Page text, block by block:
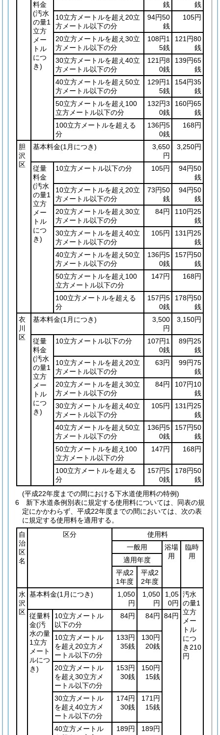
料金
(汚水
の量1
立方
メー
トル
につ
き)
銭
銭
10立方メートルを超え20立
方メートル以下の分
94円50
銭
105円
20立方メートルを超え30立
方メートル以下の分
108円1
5銭
121円80
銭
30立方メートルを超え40立
方メートル以下の分
121円8
0銭
139円65
銭
40立方メートルを超え50立
方メートル以下の分
129円1
5銭
154円35
銭
50立方メートルを超え100
立方メートル以下の分
132円3
0銭
160円65
銭
100立方メートルを超える
分
136円5
0銭
168円
胆
沢
区
基本料金(1月につき)
3,650
円
3,250円
従量
料金
(汚水
の量1
立方
メー
トル
につ
き)
10立方メートル以下の分 105円
94円50
銭
10立方メートルを超え20立
方メートル以下の分
73円50
銭
94円50
銭
20立方メートルを超え30立
方メートル以下の分
84円
110円25
銭
30立方メートルを超え40立
方メートル以下の分
105円
131円25
銭
40立方メートルを超え50立
方メートル以下の分
136円5
0銭
157円50
銭
50立方メートルを超え100
立方メートル以下の分
147円 168円
100立方メートルを超える
分
157円5
0銭
178円50
銭
衣
川
区
基本料金(1月につき)
3,500
円
3,150円
従量
料金
(汚水
の量1
立方
メー
トル
につ
き)
10立方メートル以下の分
107円1
0銭
89円25
銭
10立方メートルを超え20立
方メートル以下の分
63円
99円75
銭
20立方メートルを超え30立
方メートル以下の分
84円
107円10
銭
30立方メートルを超え40立
方メートル以下の分
105円
131円25
銭
40立方メートルを超え50立
方メートル以下の分
136円5
0銭
157円50
銭
50立方メートルを超え100
立方メートル以下の分
147円 168円
100立方メートルを超える
分
157円5
0銭
178円50
銭
(平成22年度までの間における下水道使用料の特例)
6
新下水道条例別表に規定する使用料については、同表の規
定にかかわらず、平成22年度までの間においては、次の表
に規定する使用料を適用する。
自
治
区
名
区分
使用料
一般用
浴場
用
臨時
用
適用年度
平成2
1年度
平成2
2年度
水
沢
区
基本料金(1月につき)
1,050
円
1,050
円
1,05
0円
汚水
の量1
立方
メー
トル
につ
き210
円
従量料
金(汚
水の量
1立方
メート
ルにつ
き)
10立方メートル
以下の分
84円 84円 84円
10立方メートル
を超え20立方メ
ートル以下の分
133円
35銭
130円
20銭
20立方メートル
を超え30立方メ
ートル以下の分
153円
30銭
150円
15銭
30立方メートル
を超え40立方メ
ートル以下の分
174円
30銭
171円
15銭
40立方メートル
189円 189円